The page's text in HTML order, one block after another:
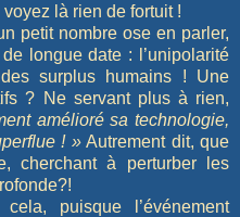
là rien de fortuit !
petit nombre ose en parler,
longue date : l’unipolarité
surplus humains ! Une
? Ne servant plus à rien,
amélioré sa technologie,
! »Autrement dit, que
cherchant à perturber les
puisque l’événement